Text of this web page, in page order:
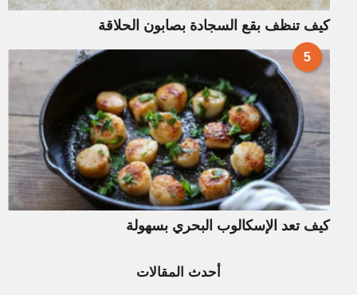
كيف تنظف بقع السجادة بصابون الحلاقة
5
كيف تعد الإسكالوب البحري بسهولة
أحدث المقالات